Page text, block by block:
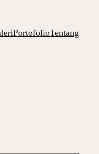
PortofolioTentang